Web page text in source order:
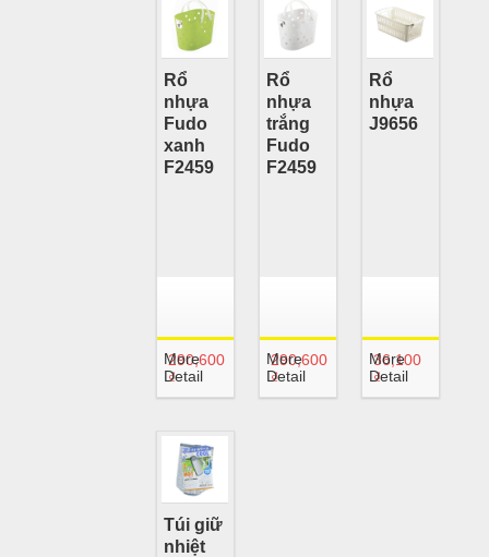
Rổ
nhựa
Fudo
xanh
F2459
290,600
₫
More
Detail
Rổ
nhựa
trắng
Fudo
F2459
290,600
₫
More
Detail
Rổ
nhựa
J9656
36,100
₫
More
Detail
Túi giữ
nhiệt